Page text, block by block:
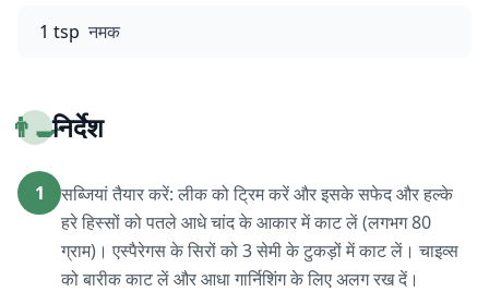
1 tsp नमक
👨‍🍳निर्देश
1
सब्जियां तैयार करें: लीक को ट्रिम करें और इसके सफेद और हल्के
हरे हिस्सों को पतले आधे चांद के आकार में काट लें (लगभग 80
ग्राम)। एस्पैरेगस के सिरों को 3 सेमी के टुकड़ों में काट लें। चाइव्स
को बारीक काट लें और आधा गार्निशिंग के लिए अलग रख दें।